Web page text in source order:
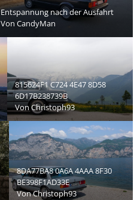
Entspannung nach der Ausfahrt
VonCandyMan
815624F1 C724 4E47 8D58
6D17B238739B
VonChristoph93
8DA77BA8 0A6A 4AAA 8F30
BE398F1AD33E
VonChristoph93